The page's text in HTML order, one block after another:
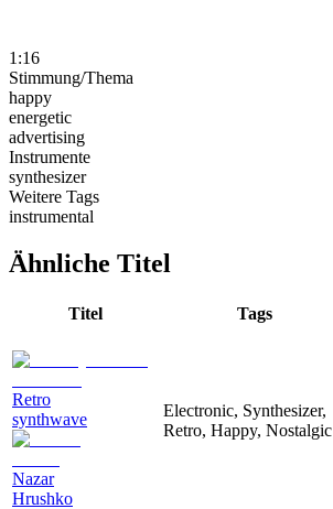
1:16
Stimmung/Thema
happy
energetic
advertising
Instrumente
synthesizer
Weitere Tags
instrumental
Ähnliche Titel
Titel Tags
Retro
synthwave
Nazar
Hrushko
Electronic, Synthesizer,
Retro, Happy, Nostalgic